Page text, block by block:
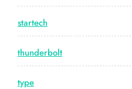
startech
thunderbolt
type